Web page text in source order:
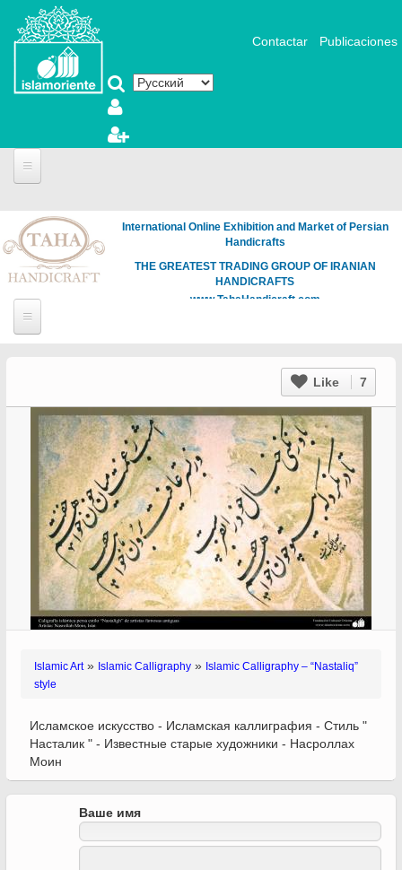
Перейти к основному содержанию
Contactar Publicaciones
International Online Exhibition and Market of Persian
Handicrafts
THE GREATEST TRADING GROUP OF IRANIAN
HANDICRAFTS
www.TahaHandicraft.com
Like 7
Islamic Art» Islamic Calligraphy » Islamic Calligraphy – “Nastaliq”
style
Исламское искусство - Исламская каллиграфия - Стиль "
Насталик " - Известные старые художники - Насроллах
Моин
Ваше имя